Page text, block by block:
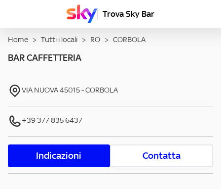
Trova Sky Bar
Home > Tutti i locali > RO > CORBOLA
BAR CAFFETTERIA
VIA NUOVA45015-CORBOLA
+39 377 835 6437
Indicazioni Contatta